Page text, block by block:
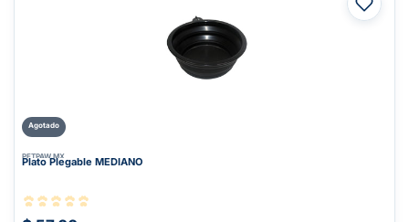
Agotado
PETPAW.MX
Plato Plegable MEDIANO